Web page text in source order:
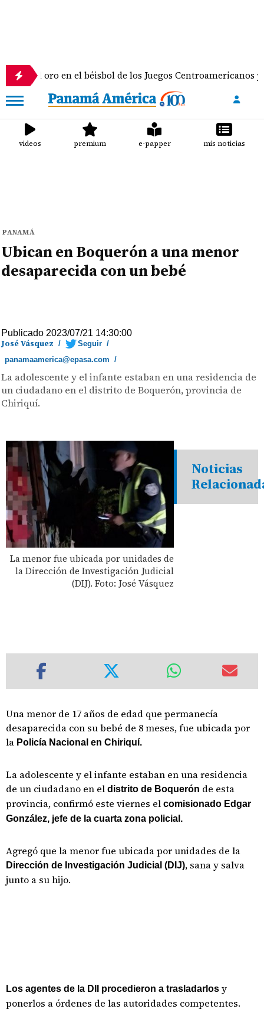
el béisbol de los Juegos Centroamericanos y del Caribe
videos premium e-papper mis noticias
PANAMÁ
Ubican en Boquerón a una menor
desaparecida con un bebé
Publicado 2023/07/21 14:30:00
José Vásquez / Seguir /
panamaamerica@epasa.com /
La adolescente y el infante estaban en una residencia de
un ciudadano en el distrito de Boquerón, provincia de
Chiriquí.
La menor fue ubicada por unidades de
la Dirección de Investigación Judicial
(DIJ). Foto: José Vásquez
Noticias
Una menor de 17 años de edad que permanecía
desaparecida con su bebé de 8 meses, fue ubicada por
la Policía Nacional en Chiriquí.
La adolescente y el infante estaban en una residencia
de un ciudadano en el distrito de Boquerón de esta
provincia, confirmó este viernes el comisionado Edgar
González, jefe de la cuarta zona policial.
Agregó que la menor fue ubicada por unidades de la
Dirección de Investigación Judicial (DIJ), sana y salva
junto a su hijo.
Los agentes de la DII procedieron a trasladarlos y
ponerlos a órdenes de las autoridades competentes.